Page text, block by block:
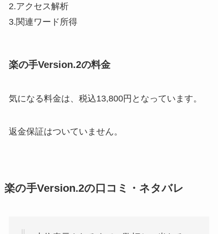
2.アクセス解析
3.関連ワード所得
楽の手Version.2の料金
気になる料金は、 税込13,800円 となっています。
返金保証はついていません。
楽の手Version.2の口コミ・ネタバレ